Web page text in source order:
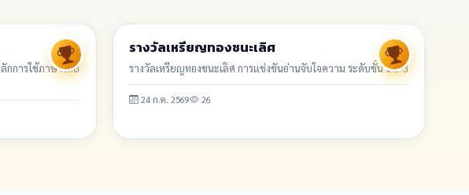
กการใช้ภาษาไทย
รางวัลเหรียญทองชนะเลิศ
รางวัลเหรียญทองชนะเลิศ การแข่งขันอ่านจับใจความ ระดับชั้น ป.1-3
24 ก.ค. 2569 26